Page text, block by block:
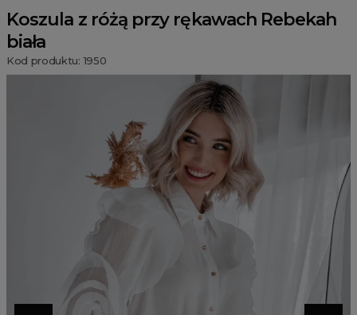
Koszula z różą przy rękawach Rebekah
biała
Kod produktu: 1950